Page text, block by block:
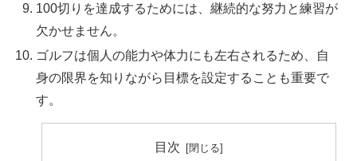
100切りを達成するためには、継続的な努力と練習が
欠かせません。
ゴルフは個人の能力や体力にも左右されるため、自
身の限界を知りながら目標を設定することも重要で
す。
目次